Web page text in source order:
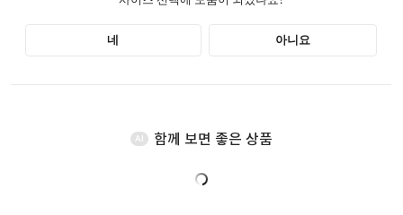
AI 함께 보면 좋은 상품